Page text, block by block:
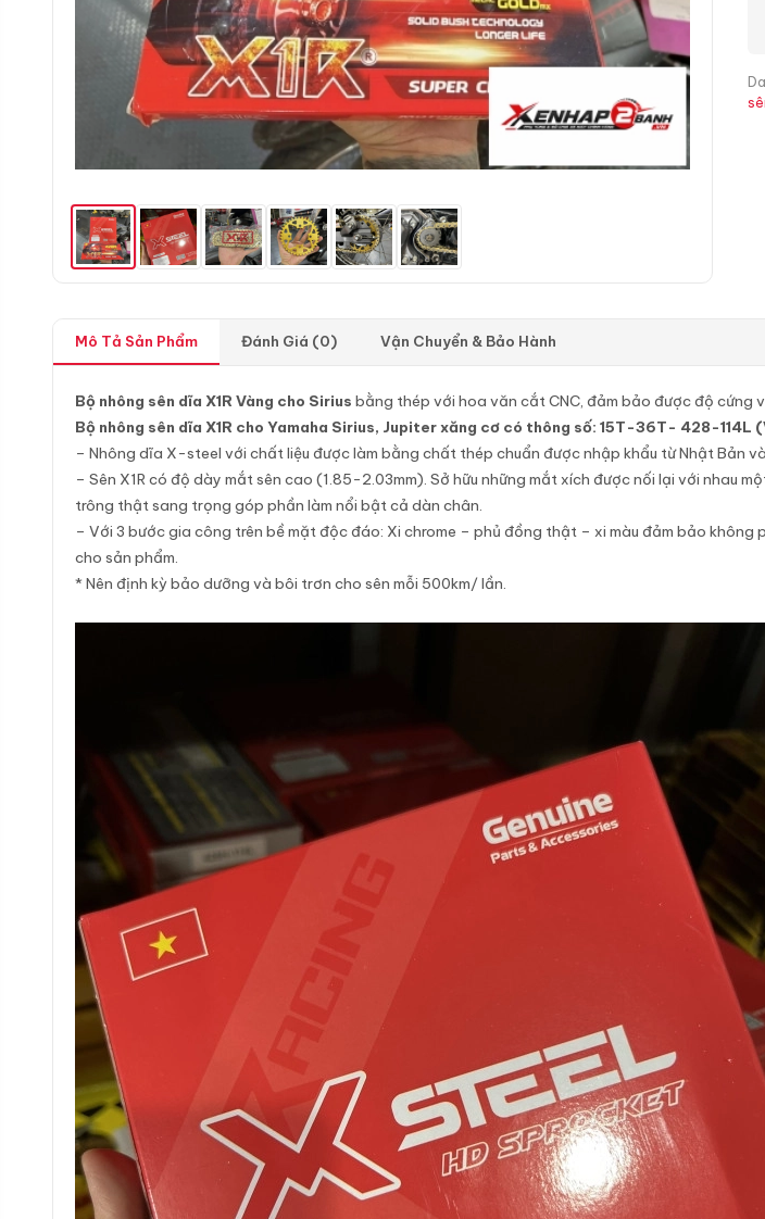
Mô Tả Sản Phẩm Đánh Giá (0) Vận Chuyển & Bảo Hành
Bộ nhông sên dĩa X1R Vàng cho Sirius bằng thép với hoa văn cắt CNC, đảm bảo được độ cứng
Bộ nhông sên dĩa X1R cho Yamaha Sirius, Jupiter xăng cơ có thông số: 15T-36T- 428-114L
– Nhông dĩa X-steel với chất liệu được làm bằng chất thép chuẩn được nhập khẩu từ Nhật Bản
– Sên X1R có độ dày mắt sên cao (1.85-2.03mm). Sở hữu những mắt xích được nối lại với nhau
trông thật sang trọng góp phần làm nổi bật cả dàn chân.
– Với 3 bước gia công trên bề mặt độc đáo: Xi chrome – phủ đồng thật – xi màu đảm bảo
cho sản phẩm.
* Nên định kỳ bảo dưỡng và bôi trơn cho sên mỗi 500km/ lần.